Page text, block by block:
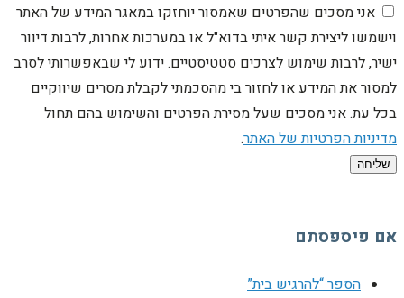
אני מסכים שהפרטים שאמסור יוחזקו במאגר המידע של האתר
וישמשו ליצירת קשר איתי בדוא"ל או במערכות אחרות, לרבות דיוור
ישיר, לרבות שימוש לצרכים סטטיסטיים. ידוע לי שבאפשרותי לסרב
למסור את המידע או לחזור בי מהסכמתי לקבלת מסרים שיווקיים
בכל עת. אני מסכים שעל מסירת הפרטים והשימוש בהם תחול
מדיניות הפרטיות של האתר.
שליחה
אם פיספסתם
הספר “להרגיש בית”